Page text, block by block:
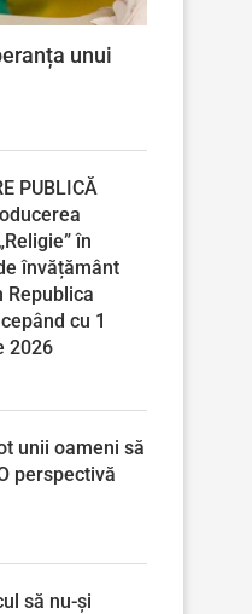
unui
PUBLICĂ
în
învățământ
Republica
cu 1
2026
unii oameni să
perspectivă
să nu-și